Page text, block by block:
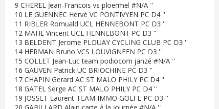
9 CHEREL Jean-Francois vs ploermel #N/A ''
10 LE GUENNEC Hervé VC PONTIVYEN PC D4 ''
11 RIBLER Romuald UCL HENNEBONT PC D3 ''
12 MAHE Vincent UCL HENNEBONT PC D3 ''
13 BELDENT Jerome PLOUAY CYCLING CLUB PC D3 ''
14 HERMAN Bruno VCS LOUVIGNEEN PC D3 ''
15 COLLET Jean-Luc team podiocom janzé #N/A ''
16 GAUVEN Patrick UC BRIOCHINE PC D3 ''
17 CHAPIN Gerard AC ST MALO PHILY PC D4 ''
18 GATEL Serge AC ST MALO PHILY PC D4 ''
19 JOSSET Laurent TEAM IMMO GOLFE PC D3 ''